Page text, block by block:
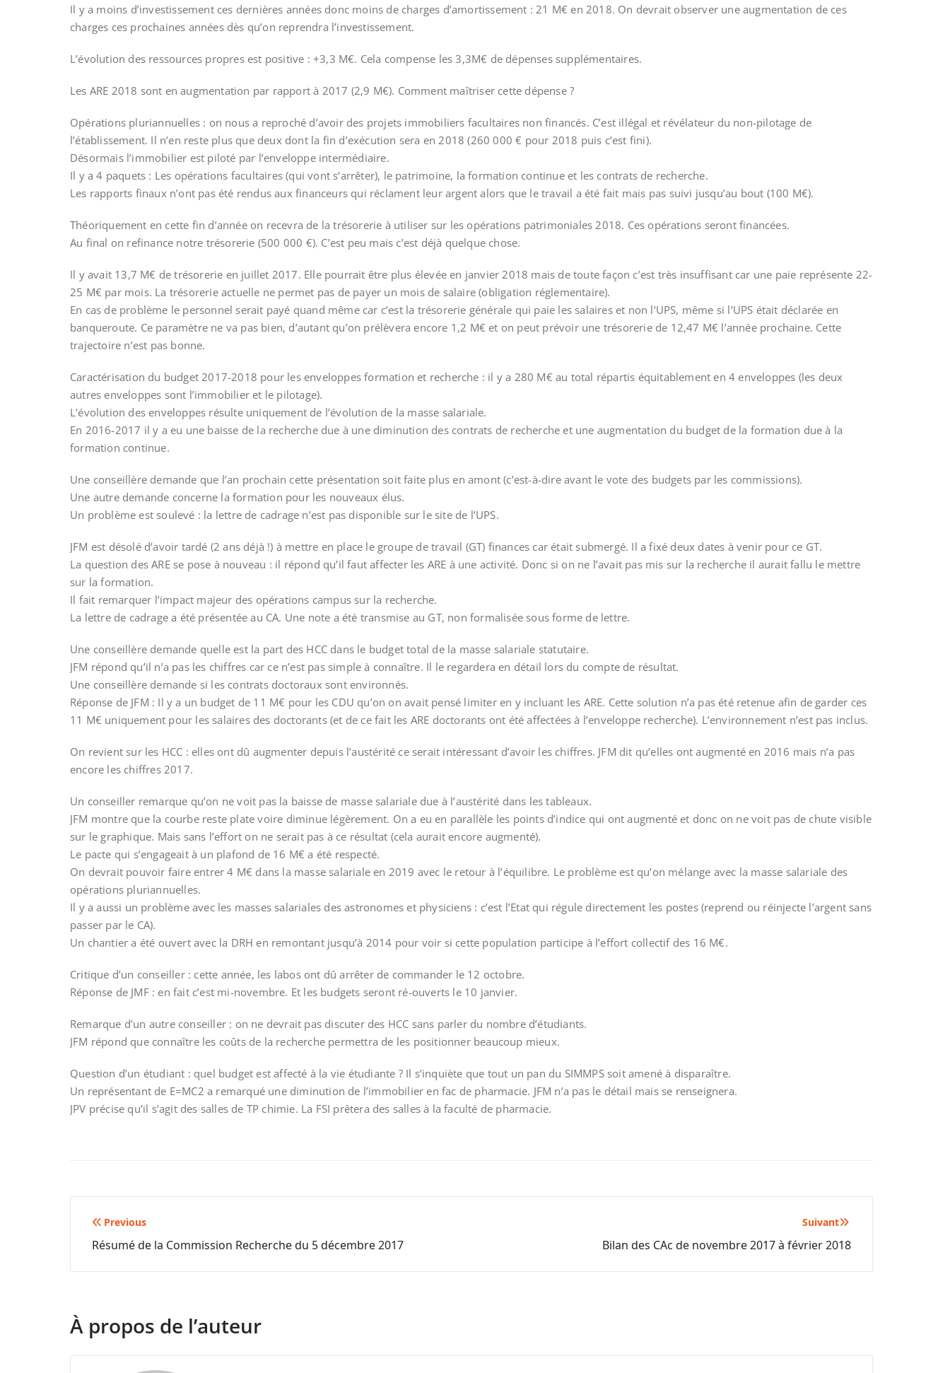
Il y a moins d’investissement ces dernières années donc moins de charges d’amortissement : 21 M€ en 2018. On devrait observer une augmentation de ces
charges ces prochaines années dès qu’on reprendra l’investissement.
L’évolution des ressources propres est positive : +3,3 M€. Cela compense les 3,3M€ de dépenses supplémentaires.
Les ARE 2018 sont en augmentation par rapport à 2017 (2,9 M€). Comment maîtriser cette dépense ?
Opérations pluriannuelles : on nous a reproché d’avoir des projets immobiliers facultaires non financés. C’est illégal et révélateur du non-pilotage de
l’établissement. Il n’en reste plus que deux dont la fin d’exécution sera en 2018 (260 000 € pour 2018 puis c’est fini).
Désormais l’immobilier est piloté par l’enveloppe intermédiaire.
Il y a 4 paquets : Les opérations facultaires (qui vont s’arrêter), le patrimoine, la formation continue et les contrats de recherche.
Les rapports finaux n’ont pas été rendus aux financeurs qui réclament leur argent alors que le travail a été fait mais pas suivi jusqu’au bout (100 M€).
Théoriquement en cette fin d’année on recevra de la trésorerie à utiliser sur les opérations patrimoniales 2018. Ces opérations seront financées.
Au final on refinance notre trésorerie (500 000 €). C’est peu mais c’est déjà quelque chose.
Il y avait 13,7 M€ de trésorerie en juillet 2017. Elle pourrait être plus élevée en janvier 2018 mais de toute façon c’est très insuffisant car une paie représente 22-
25 M€ par mois. La trésorerie actuelle ne permet pas de payer un mois de salaire (obligation réglementaire).
En cas de problème le personnel serait payé quand même car c’est la trésorerie générale qui paie les salaires et non l’UPS, même si l’UPS était déclarée en
banqueroute. Ce paramètre ne va pas bien, d’autant qu’on prélèvera encore 1,2 M€ et on peut prévoir une trésorerie de 12,47 M€ l’année prochaine. Cette
trajectoire n’est pas bonne.
Caractérisation du budget 2017-2018 pour les enveloppes formation et recherche : il y a 280 M€ au total répartis équitablement en 4 enveloppes (les deux
autres enveloppes sont l’immobilier et le pilotage).
L’évolution des enveloppes résulte uniquement de l’évolution de la masse salariale.
En 2016-2017 il y a eu une baisse de la recherche due à une diminution des contrats de recherche et une augmentation du budget de la formation due à la
formation continue.
Une conseillère demande que l’an prochain cette présentation soit faite plus en amont (c’est-à-dire avant le vote des budgets par les commissions).
Une autre demande concerne la formation pour les nouveaux élus.
Un problème est soulevé : la lettre de cadrage n’est pas disponible sur le site de l’UPS.
JFM est désolé d’avoir tardé (2 ans déjà !) à mettre en place le groupe de travail (GT) finances car était submergé. Il a fixé deux dates à venir pour ce GT.
La question des ARE se pose à nouveau : il répond qu’il faut affecter les ARE à une activité. Donc si on ne l’avait pas mis sur la recherche il aurait fallu le mettre
sur la formation.
Il fait remarquer l’impact majeur des opérations campus sur la recherche.
La lettre de cadrage a été présentée au CA. Une note a été transmise au GT, non formalisée sous forme de lettre.
Une conseillère demande quelle est la part des HCC dans le budget total de la masse salariale statutaire.
JFM répond qu’il n’a pas les chiffres car ce n’est pas simple à connaître. Il le regardera en détail lors du compte de résultat.
Une conseillère demande si les contrats doctoraux sont environnés.
Réponse de JFM : Il y a un budget de 11 M€ pour les CDU qu’on on avait pensé limiter en y incluant les ARE. Cette solution n’a pas été retenue afin de garder ces
11 M€ uniquement pour les salaires des doctorants (et de ce fait les ARE doctorants ont été affectées à l’enveloppe recherche). L’environnement n’est pas inclus.
On revient sur les HCC : elles ont dû augmenter depuis l’austérité ce serait intéressant d’avoir les chiffres. JFM dit qu’elles ont augmenté en 2016 mais n’a pas
encore les chiffres 2017.
Un conseiller remarque qu’on ne voit pas la baisse de masse salariale due à l’austérité dans les tableaux.
JFM montre que la courbe reste plate voire diminue légèrement. On a eu en parallèle les points d’indice qui ont augmenté et donc on ne voit pas de chute visible
sur le graphique. Mais sans l’effort on ne serait pas à ce résultat (cela aurait encore augmenté).
Le pacte qui s’engageait à un plafond de 16 M€ a été respecté.
On devrait pouvoir faire entrer 4 M€ dans la masse salariale en 2019 avec le retour à l’équilibre. Le problème est qu’on mélange avec la masse salariale des
opérations pluriannuelles.
Il y a aussi un problème avec les masses salariales des astronomes et physiciens : c’est l’Etat qui régule directement les postes (reprend ou réinjecte l’argent sans
passer par le CA).
Un chantier a été ouvert avec la DRH en remontant jusqu’à 2014 pour voir si cette population participe à l’effort collectif des 16 M€.
Critique d’un conseiller : cette année, les labos ont dû arrêter de commander le 12 octobre.
Réponse de JMF : en fait c’est mi-novembre. Et les budgets seront ré-ouverts le 10 janvier.
Remarque d’un autre conseiller : on ne devrait pas discuter des HCC sans parler du nombre d’étudiants.
JFM répond que connaître les coûts de la recherche permettra de les positionner beaucoup mieux.
Question d’un étudiant : quel budget est affecté à la vie étudiante ? Il s’inquiète que tout un pan du SIMMPS soit amené à disparaître.
Un représentant de E=MC2 a remarqué une diminution de l’immobilier en fac de pharmacie. JFM n’a pas le détail mais se renseignera.
JPV précise qu’il s’agit des salles de TP chimie. La FSI prêtera des salles à la faculté de pharmacie.
Navigation
de
Previous
Résumé de la Commission Recherche du 5 décembre 2017
Suivant
Bilan des CAc de novembre 2017 à février 2018
À propos de l’auteur